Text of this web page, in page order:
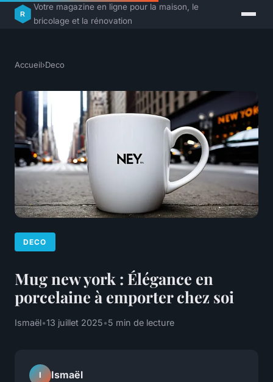
Votre magazine en ligne pour la maison, le
bricolage et la rénovation
Accueil›Deco
DECO
Mug new york : Élégance en
porcelaine à emporter chez soi
Ismaël•13 juillet 2025•5 min de lecture
I Ismaël